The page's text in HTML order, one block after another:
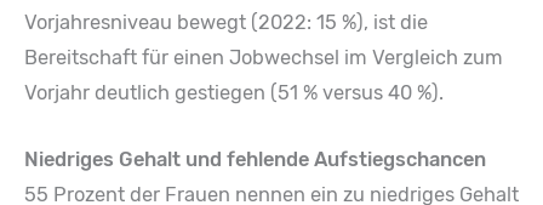
Vorjahresniveau bewegt (2022: 15 %), ist die
Bereitschaft für einen Jobwechsel im Vergleich zum
Vorjahr deutlich gestiegen (51 % versus 40 %).
Niedriges Gehalt und fehlende Aufstiegschancen
55 Prozent der Frauen nennen ein zu niedriges Gehalt